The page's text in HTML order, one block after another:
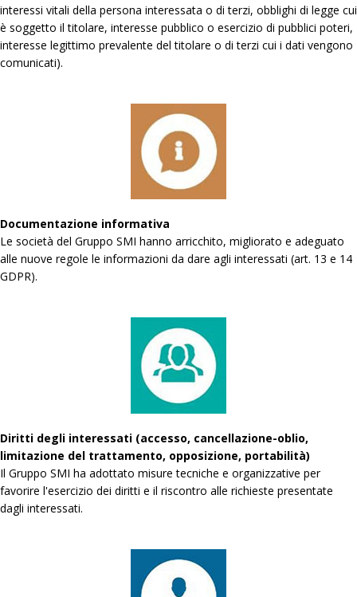
interessi vitali della persona interessata o di terzi, obblighi di legge cui
è soggetto il titolare, interesse pubblico o esercizio di pubblici poteri,
interesse legittimo prevalente del titolare o di terzi cui i dati vengono
comunicati).
Documentazione informativa
Le società del Gruppo SMI hanno arricchito, migliorato e adeguato
alle nuove regole le informazioni da dare agli interessati (art. 13 e 14
GDPR).
Diritti degli interessati (accesso, cancellazione-oblio,
limitazione del trattamento, opposizione, portabilità)
Il Gruppo SMI ha adottato misure tecniche e organizzative per
favorire l'esercizio dei diritti e il riscontro alle richieste presentate
dagli interessati.